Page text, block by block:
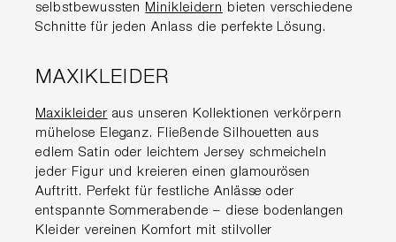
selbstbewussten Minikleidern bieten verschiedene
Schnitte für jeden Anlass die perfekte Lösung.
MAXIKLEIDER
Maxikleider aus unseren Kollektionen verkörpern
mühelose Eleganz. Fließende Silhouetten aus
edlem Satin oder leichtem Jersey schmeicheln
jeder Figur und kreieren einen glamourösen
Auftritt. Perfekt für festliche Anlässe oder
entspannte Sommerabende – diese bodenlangen
Kleider vereinen Komfort mit stilvoller